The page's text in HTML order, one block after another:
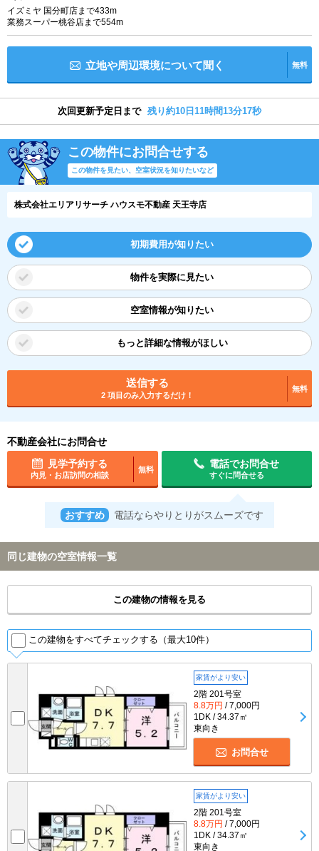
イズミヤ 国分町店まで433m
業務スーパー桃谷店まで554m
立地や周辺環境について聞く 無料
次回更新予定日まで 残り約10日11時間13分17秒
この物件にお問合せする
この物件を見たい、空室状況を知りたいなど
株式会社エリアリサーチ ハウスモ不動産 天王寺店
初期費用が知りたい
物件を実際に見たい
空室情報が知りたい
もっと詳細な情報がほしい
送信する
2 項目のみ入力するだけ！
無料
不動産会社にお問合せ
見学予約する
内見・お店訪問の相談
無料
電話でお問合せ
すぐに問合せる
おすすめ 電話ならやりとりがスムーズです
同じ建物の空室情報一覧
この建物の情報を見る
この建物をすべてチェックする（最大10件）
家賃がより安い
2階 201号室
8.8万円 / 7,000円
1DK / 34.37㎡
東向き
お問合せ
家賃がより安い
2階 201号室
8.8万円 / 7,000円
1DK / 34.37㎡
東向き